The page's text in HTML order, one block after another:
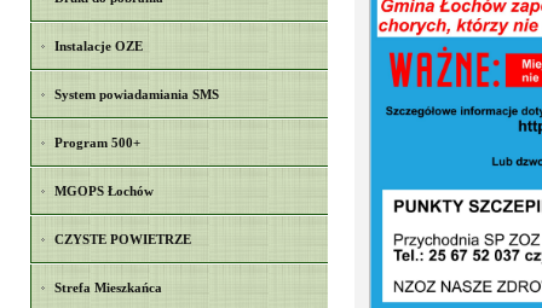
Instalacje OZE
System powiadamiania SMS
Program 500+
MGOPS Łochów
CZYSTE POWIETRZE
Strefa Mieszkańca